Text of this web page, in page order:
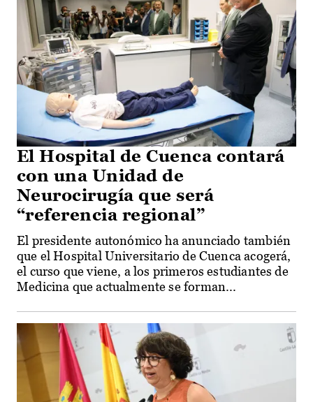
El Hospital de Cuenca contará
con una Unidad de
Neurocirugía que será
“referencia regional”
El presidente autonómico ha anunciado también
que el Hospital Universitario de Cuenca acogerá,
el curso que viene, a los primeros estudiantes de
Medicina que actualmente se forman...